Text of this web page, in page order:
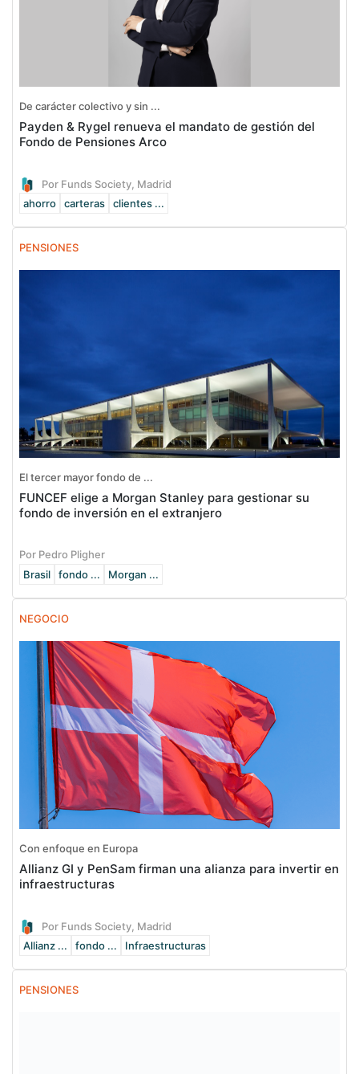
De carácter colectivo y sin ...
Payden & Rygel renueva el mandato de gestión del
Fondo de Pensiones Arco
Por Funds Society, Madrid
ahorro
carteras clientes ...
PENSIONES
El tercer mayor fondo de ...
FUNCEF elige a Morgan Stanley para gestionar su
fondo de inversión en el extranjero
Por Pedro Pligher
Brasil
fondo ... Morgan ...
NEGOCIO
Con enfoque en Europa
Allianz GI y PenSam firman una alianza para invertir en
infraestructuras
Por Funds Society, Madrid
Allianz ...
fondo ... Infraestructuras
PENSIONES